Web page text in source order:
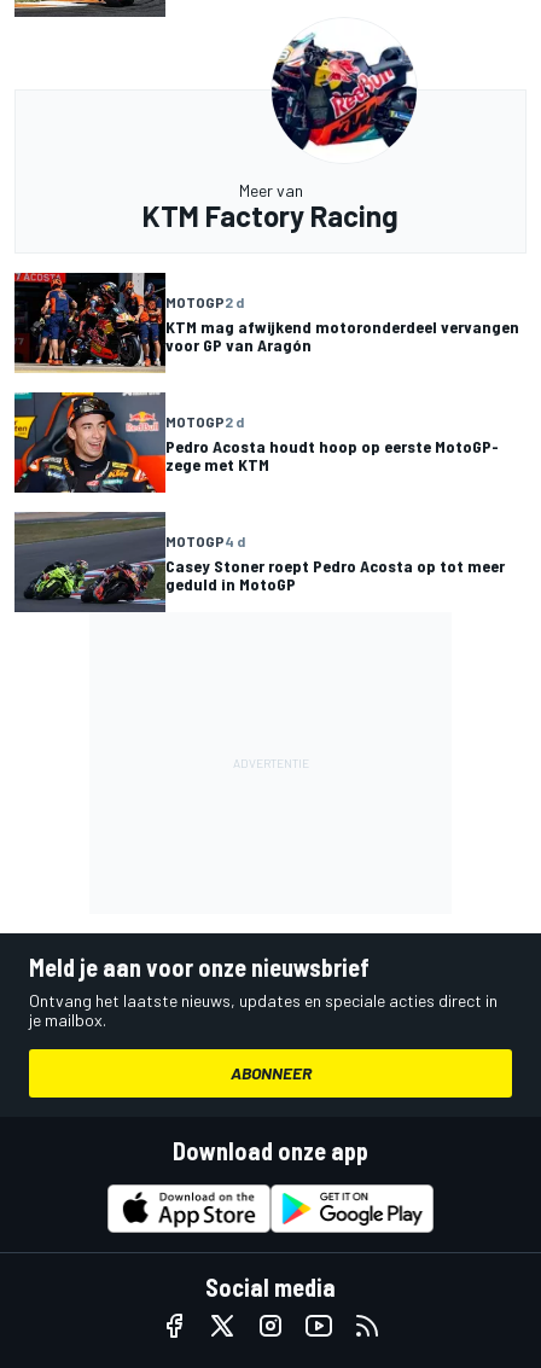
Meer van
KTM Factory Racing
MOTOGP2 d
KTM mag afwijkend motoronderdeel vervangen
voor GP van Aragón
MOTOGP2 d
Pedro Acosta houdt hoop op eerste MotoGP-
zege met KTM
MOTOGP4 d
Casey Stoner roept Pedro Acosta op tot meer
geduld in MotoGP
Meld je aan voor onze nieuwsbrief
Ontvang het laatste nieuws, updates en speciale acties direct in
je mailbox.
ABONNEER
Download onze app
Social media